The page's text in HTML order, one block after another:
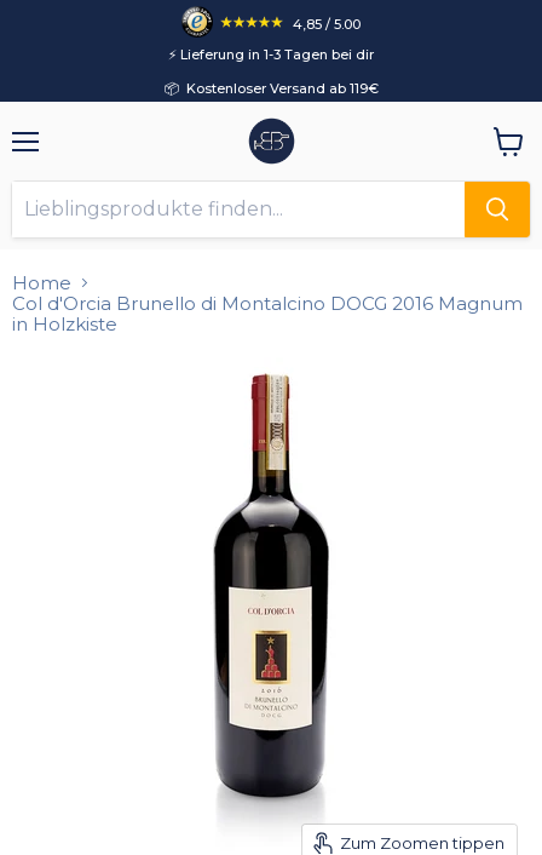
4,85 / 5.00
⚡️ Lieferung in 1-3 Tagen bei dir
📦 Kostenloser Versand ab 119€
Home
Col d'Orcia Brunello di Montalcino DOCG 2016 Magnum
in Holzkiste
Zum Zoomen tippen